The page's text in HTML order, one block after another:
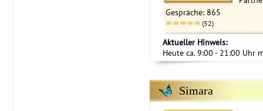
Gespräche: 865
(52)
Aktueller Hinweis:
Heute ca. 9:00 - 21:00 Uhr
Simara